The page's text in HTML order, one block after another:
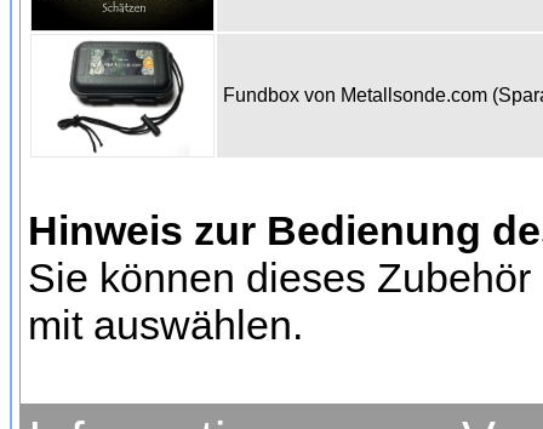
Fundbox von Metallsonde.com
Hinweis zur Bedienung
Sie können dieses
mit auswählen.